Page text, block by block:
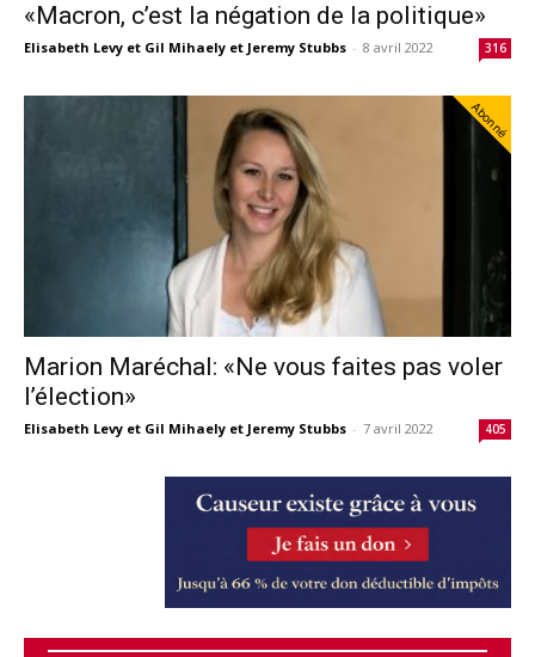
«Macron, c’est la négation de la politique»
Elisabeth Levy et Gil Mihaely et Jeremy Stubbs - 8 avril 2022 316
Abonné
Marion Maréchal: «Ne vous faites pas voler
l’élection»
Elisabeth Levy et Gil Mihaely et Jeremy Stubbs - 7 avril 2022 405